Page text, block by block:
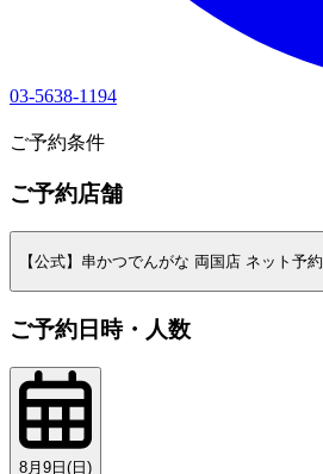
03-5638-1194
ご予約条件
ご予約店舗
【公式】串かつでんがな 両国店 ネット予約
ご予約日時・人数
8月9日(日)